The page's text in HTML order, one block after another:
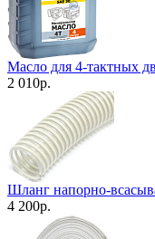
Масло для 4-тактных
2 010р.
Шланг напорно-
4 200р.